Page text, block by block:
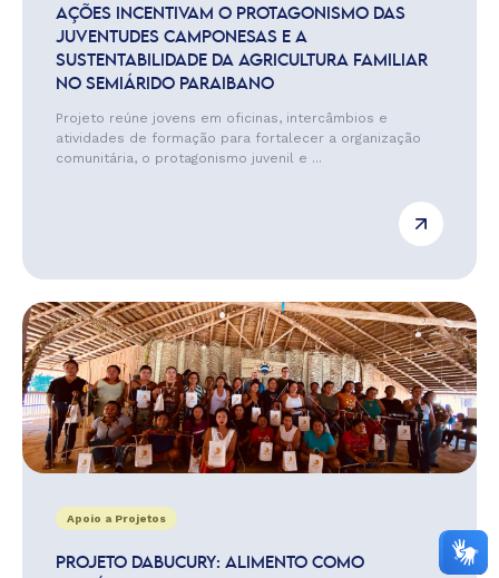
AÇÕES INCENTIVAM O PROTAGONISMO DAS
JUVENTUDES CAMPONESAS E A
SUSTENTABILIDADE DA AGRICULTURA FAMILIAR
NO SEMIÁRIDO PARAIBANO
Projeto reúne jovens em oficinas, intercâmbios e
atividades de formação para fortalecer a organização
comunitária, o protagonismo juvenil e ...
Apoio a Projetos
PROJETO DABUCURY: ALIMENTO COMO